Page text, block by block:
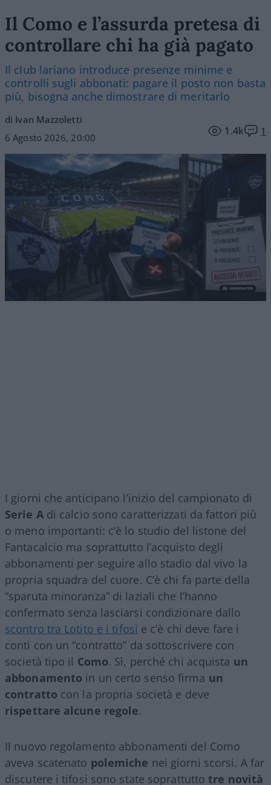
Il Como e l’assurda pretesa di
controllare chi ha già pagato
Il club lariano introduce presenze minime e
controlli sugli abbonati: pagare il posto non basta
più, bisogna anche dimostrare di meritarlo
di Ivan Mazzoletti
6 Agosto 2026, 20:00
1.4k 1
I giorni che anticipano l’inizio del campionato di
Serie Adi calcio sono caratterizzati da fattori più
o meno importanti: c’è lo studio del listone del
Fantacalcio ma soprattutto l’acquisto degli
abbonamenti per seguire allo stadio dal vivo la
propria squadra del cuore. C’è chi fa parte della
“sparuta minoranza” di laziali che l’hanno
confermato senza lasciarsi condizionare dallo
scontro tra Lotito e i tifosi e c’è chi deve fare i
conti con un “contratto” da sottoscrivere con
società tipo il Como. Sì, perché chi acquista un
abbonamento in un certo senso firma un
contratto con la propria società e deve
rispettare alcune regole.
Il nuovo regolamento abbonamenti del Como
aveva scatenato polemiche nei giorni scorsi. A far
discutere i tifosi sono state soprattutto tre novità